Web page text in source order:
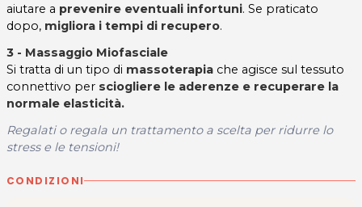
aiutare a prevenire eventuali infortuni. Se praticato
dopo, migliora i tempi di recupero.
3 - Massaggio Miofasciale
Si tratta di un tipo di massoterapia che agisce sul tessuto
connettivo per sciogliere le aderenze e recuperare la
normale elasticità.
Regalati o regala un trattamento a scelta per ridurre lo
stress e le tensioni!
CONDIZIONI